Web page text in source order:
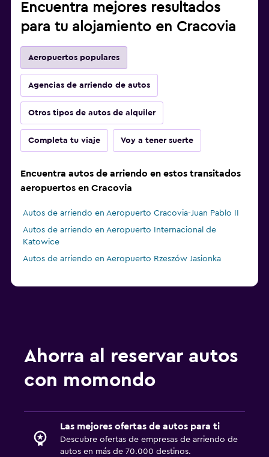
Encuentra mejores resultados
para tu alojamiento en Cracovia
Aeropuertos populares
Agencias de arriendo de autos
Otros tipos de autos de alquiler
Completa tu viaje Voy a tener suerte
Encuentra autos de arriendo en estos transitados
aeropuertos en Cracovia
Autos de arriendo en Aeropuerto Cracovia-Juan Pablo II
Autos de arriendo en Aeropuerto Internacional de
Katowice
Autos de arriendo en Aeropuerto Rzeszów Jasionka
Ahorra al reservar autos
con momondo
Las mejores ofertas de autos para ti
Descubre ofertas de empresas de arriendo de
autos en más de 70.000 destinos.